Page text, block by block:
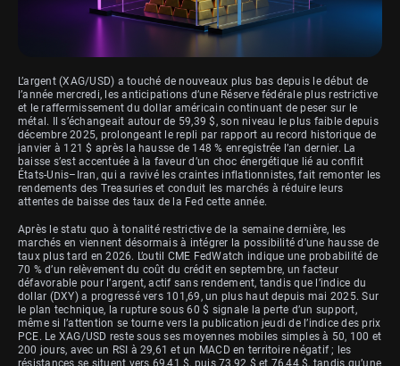
L’argent (XAG/USD) a touché de nouveaux plus bas depuis le début de
l’année mercredi, les anticipations d’une Réserve fédérale plus restrictive
et le raffermissement du dollar américain continuant de peser sur le
métal. Il s’échangeait autour de 59,39 $, son niveau le plus faible depuis
décembre 2025, prolongeant le repli par rapport au record historique de
janvier à 121 $ après la hausse de 148 % enregistrée l’an dernier. La
baisse s’est accentuée à la faveur d’un choc énergétique lié au conflit
États-Unis–Iran, qui a ravivé les craintes inflationnistes, fait remonter les
rendements des Treasuries et conduit les marchés à réduire leurs
attentes de baisse des taux de la Fed cette année.
Après le statu quo à tonalité restrictive de la semaine dernière, les
marchés en viennent désormais à intégrer la possibilité d’une hausse de
taux plus tard en 2026. L’outil CME FedWatch indique une probabilité de
70 % d’un relèvement du coût du crédit en septembre, un facteur
défavorable pour l’argent, actif sans rendement, tandis que l’indice du
dollar (DXY) a progressé vers 101,69, un plus haut depuis mai 2025. Sur
le plan technique, la rupture sous 60 $ signale la perte d’un support,
même si l’attention se tourne vers la publication jeudi de l’indice des prix
PCE. Le XAG/USD reste sous ses moyennes mobiles simples à 50, 100 et
200 jours, avec un RSI à 29,61 et un MACD en territoire négatif ; les